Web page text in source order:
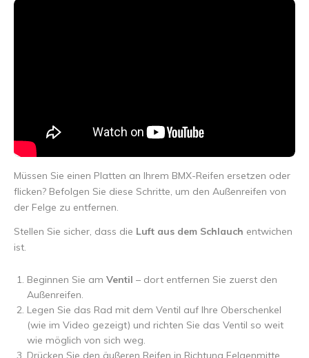
Müssen Sie einen Platten an Ihrem BMX-Reifen ersetzen oder
flicken? Befolgen Sie diese Schritte, um den Außenreifen von
der Felge zu entfernen.
Stellen Sie sicher, dass die Luft aus dem Schlauch entwichen
ist.
Beginnen Sie amVentil – dort entfernen Sie zuerst den
Außenreifen.
Legen Sie das Rad mit dem Ventil auf Ihre Oberschenkel
(wie im Video gezeigt) und richten Sie das Ventil so weit
wie möglich von sich weg.
Drücken Sie den äußeren Reifen in Richtung Felgenmitte